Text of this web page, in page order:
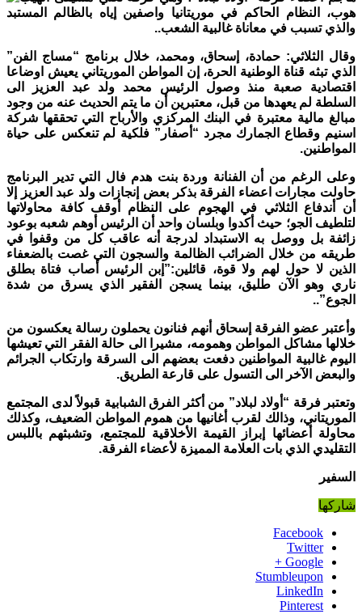
هوب، النظام الحاكم في موريتانيا واصفين إياه بالظالم المستبد
والذي تسبب في معاناة غالبية الشعب..
وقال الثلاثي: حمادة، إسحاق، ومحمد، خلال برنامج “مساج الفن”
الذي تبثه قناة الوطنية الحرة، إن المواطن الموريتاني يعيش اوضاعا
اقتصادية صعبة منذ وصول الرئيس محمد ولد عبد العزيز الى
السلطة لم يعهدها من قبل، معتبرين أن ما يتم الحديث عنه من وجود
مبالغ مالية معتبرة في البنك المركزي والأرباح التي تحققها شركة
اسنيم وقطاع الجمارك مجرد “أصفار” فلكية لم تنعكس على حياة
المواطنين.
وعلى الرغم من أن الفنانة وردة بنت هدم فال التي تدير البرنامج
حاولت مجارات اعضاء الفرقة بذكر بعض إنجازات ولد عبد العزيز إلا
أن أندفاع الثلاثي في الهجوم على النظام أوقف كافة محاولاتها
لتلطيف الجو؛ حيث أكدوا وبلسان واحد أن الرئيس أوهم شعبه بوعود
زائفة بل ووصل به الاستبداد لدرجة أنه عاقب كل من وقفوا في
طريقه من خلال الضرائب الظالمة والسجون التي غصت بالضعفاء
الذين لا حول لهم ولا قوة، قائلين:”إبن الرئيس أصاب فتاة بطلق
ناري وهو الآن طليق، بينما يسجن الفقير الذي يسرق من شدة
الجوع”..
وأعتبر عضو الفرقة إسحاق أنهم فنانون يحملون رسالة يعكسون من
خلالها مشاكل المواطن وهمومه، مشيرا الى حالة الفقر التي تعيشها
اليوم غالبية المواطنين دفعت بعضهم الى السرقة وارتكاب الجرائم
والبعض الآخر الى التسول على قارعة الطريق.
وتعتبر فرقة “أولاد لبلاد” من أكثر الفرق الشبابية قبولاً لدى المجتمع
الموريتاني، وذالك لقرب أغانيها من هموم المواطن الضعيف، وكذلك
محاولة أعضائها إبراز القيمة الأخلاقية للمجتمع، وتشبثهم باللبس
التقليدي الذي بات العلامة المميزة لأعضاء الفرقة.
السفير
شاركها
Facebook
Twitter
Google +
Stumbleupon
LinkedIn
Pinterest